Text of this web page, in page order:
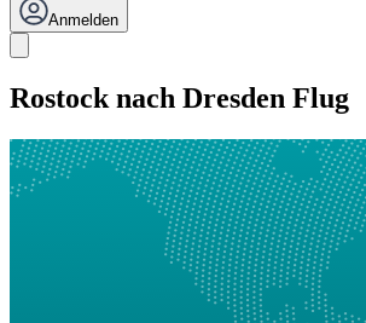
Anmelden
Rostock nach Dresden Flug